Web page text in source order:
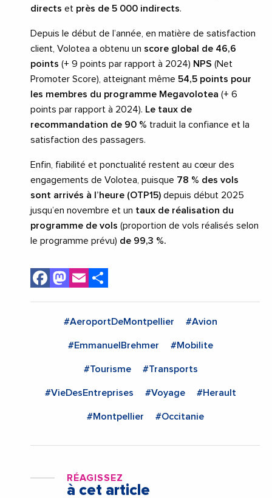
directs et près de 5 000 indirects.
Depuis le début de l’année, en matière de satisfaction
client, Volotea a obtenu un score global de 46,6
points (+ 9 points par rapport à 2024) NPS (Net
Promoter Score), atteignant même 54,5 points pour
les membres du programme Megavolotea (+ 6
points par rapport à 2024). Le taux de
recommandation de 90 % traduit la confiance et la
satisfaction des passagers.
Enfin, fiabilité et ponctualité restent au cœur des
engagements de Volotea, puisque 78 % des vols
sont arrivés à l’heure (OTP15) depuis début 2025
jusqu’en novembre et un taux de réalisation du
programme de vols (proportion de vols réalisés selon
le programme prévu) de 99,3 %.
Facebook
Mastodon
Email
#AeroportDeMontpellier #Avion
#EmmanuelBrehmer #Mobilite
#Tourisme #Transports
#VieDesEntreprises #Voyage #Herault
#Montpellier #Occitanie
RÉAGISSEZ
à cet article